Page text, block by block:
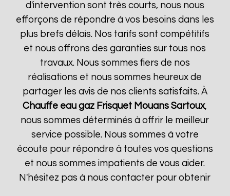
d'intervention sont très courts, nous nous
efforçons de répondre à vos besoins dans les
plus brefs délais. Nos tarifs sont compétitifs
et nous offrons des garanties sur tous nos
travaux. Nous sommes fiers de nos
réalisations et nous sommes heureux de
partager les avis de nos clients satisfaits. À
Chauffe eau gaz Frisquet Mouans Sartoux,
nous sommes déterminés à offrir le meilleur
service possible. Nous sommes à votre
écoute pour répondre à toutes vos questions
et nous sommes impatients de vous aider.
N'hésitez pas à nous contacter pour obtenir